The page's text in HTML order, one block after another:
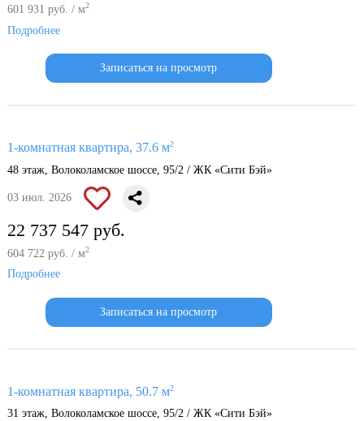
601 931 руб. / м2
Подробнее
Записаться на просмотр
1-комнатная квартира, 37.6 м2
48 этаж, Волоколамское шоссе, 95/2 / ЖК «Сити Бэй»
03 июл. 2026
22 737 547 руб.
604 722 руб. / м2
Подробнее
Записаться на просмотр
1-комнатная квартира, 50.7 м2
31 этаж, Волоколамское шоссе, 95/2 / ЖК «Сити Бэй»